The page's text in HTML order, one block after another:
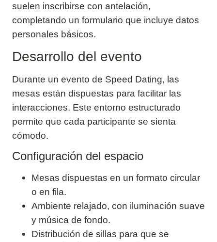
suelen inscribirse con antelación,
completando un formulario que incluye datos
personales básicos.
Desarrollo del evento
Durante un evento de Speed Dating, las
mesas están dispuestas para facilitar las
interacciones. Este entorno estructurado
permite que cada participante se sienta
cómodo.
Configuración del espacio
Mesas dispuestas en un formato circular
o en fila.
Ambiente relajado, con iluminación suave
y música de fondo.
Distribución de sillas para que se